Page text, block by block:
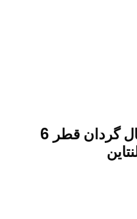
گوی شیشه ای کریستال گردان قطر 6